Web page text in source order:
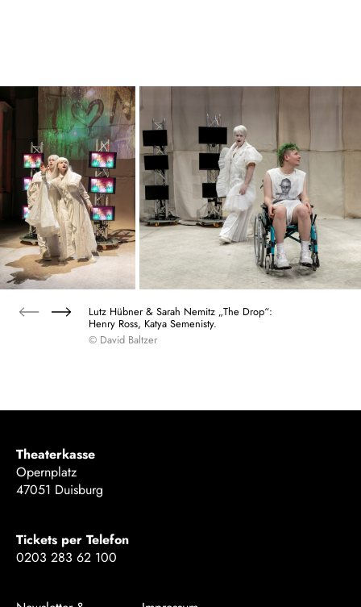
Lutz Hübner & Sarah Nemitz „The Drop“:
Henry Ross, Katya Semenisty.
© David Baltzer
Theaterkasse
Opernplatz
47051 Duisburg
Tickets per Telefon
0203 283 62 100